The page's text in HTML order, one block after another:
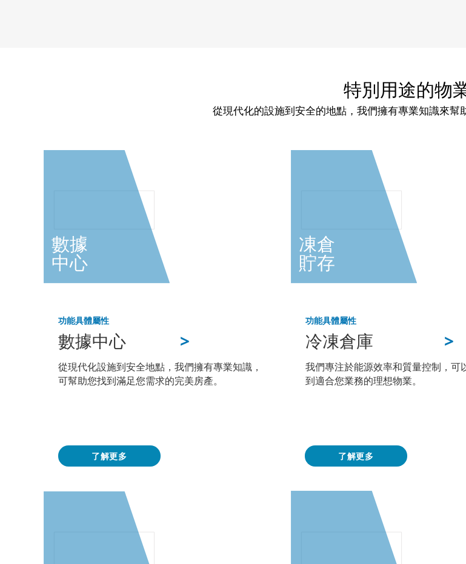
特別用途的物
從現代化的設施到安全的地點，我們擁有專業知識來幫
數據
中心
數據中心 >
功能具體屬性
從現代化設施到安全地點，我們擁有專業知識，
可幫助您找到滿足您需求的完美房產。
了解更多
冷凍倉庫
功能具體屬性
我們專注於能源效率和質量控制，可
到適合您業務的理想物業。
凍倉
貯存
>
了解更多